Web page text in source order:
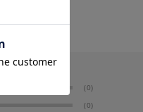
(0)
(0)